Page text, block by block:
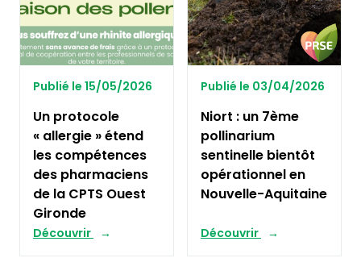
Publié le 15/05/2026
Un protocole
« allergie » étend
les compétences
des pharmaciens
de la CPTS Ouest
Gironde
Découvrir
Publié le 03/04/2026
Niort : un 7ème
pollinarium
sentinelle bientôt
opérationnel en
Nouvelle-Aquitaine
Découvrir